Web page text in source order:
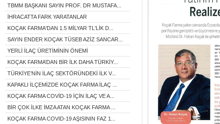
TBMM BAŞKANI SAYIN PROF. DR MUSTAFA...
İHRACATTA FARK YARATANLAR
KOÇAK FARMA'DAN 1.5 MİLYAR TL'LİK D...
SAYIN ENDER KOÇAK TÜSEB AZİZ SANCAR...
YERLİ İLAÇ ÜRETİMİNİN ÖNEMİ
KOÇAK FARMA’DAN BİR İLK DAHA TÜRKİY...
TÜRKİYE’NİN İLAÇ SEKTÖRÜNDEKİ İLK V...
KAPAKLI İLÇEMİZDE KOÇAK FARMA İLAÇ ...
KOÇAK FARMA COVİD-19 İÇİN İLAÇ VE A...
BİR ÇOK İLKE İMZA ATAN KOÇAK FARMA ...
KOÇAK FARMA COVID-19 AŞISININ FAZ 1...